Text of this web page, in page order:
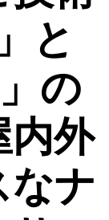
と
の
外
ナ